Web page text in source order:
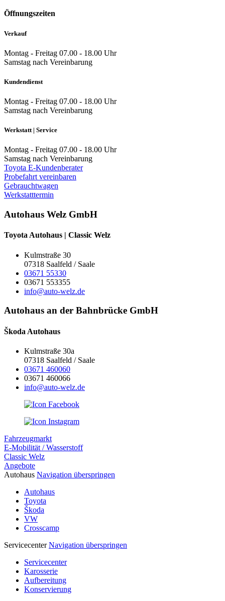
Öffnungszeiten
Verkauf
Montag - Freitag 07.00 - 18.00 Uhr
Samstag nach Vereinbarung
Kundendienst
Montag - Freitag 07.00 - 18.00 Uhr
Samstag nach Vereinbarung
Werkstatt | Service
Montag - Freitag 07.00 - 18.00 Uhr
Samstag nach Vereinbarung
Toyota E-Kundenberater
Probefahrt vereinbaren
Gebrauchtwagen
Werkstatttermin
Autohaus Welz GmbH
Toyota Autohaus | Classic Welz
Kulmstraße 30
07318 Saalfeld / Saale
03671 55330
03671 553355
info@auto-welz.de
Autohaus an der Bahnbrücke GmbH
Škoda Autohaus
Kulmstraße 30a
07318 Saalfeld / Saale
03671 460060
03671 460066
info@auto-welz.de
Fahrzeugmarkt
E-Mobilität / Wasserstoff
Classic Welz
Angebote
Autohaus Navigation überspringen
Autohaus
Toyota
Škoda
VW
Crosscamp
Servicecenter Navigation überspringen
Servicecenter
Karosserie
Aufbereitung
Konservierung